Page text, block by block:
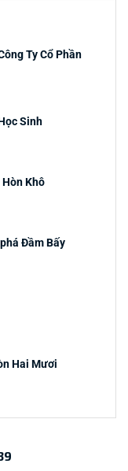
Ty Cổ Phần
Sinh
Khô
Đầm Bấy
Hai Mươi